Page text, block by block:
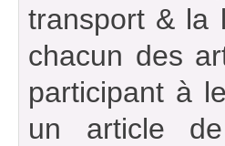
transport & la
chacun des
participant à
un article